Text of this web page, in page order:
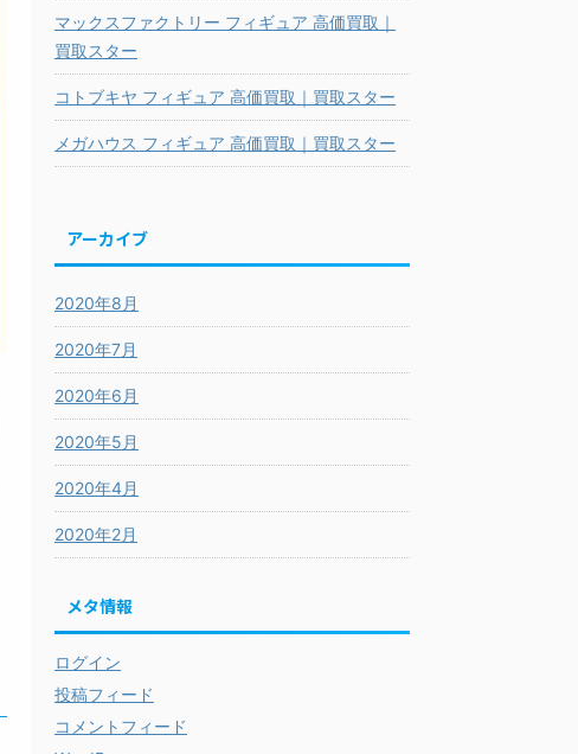
マックスファクトリー フィギュア 高価買取｜
買取スター
コトブキヤ フィギュア 高価買取｜買取スター
メガハウス フィギュア 高価買取｜買取スター
アーカイブ
2020年8月
2020年7月
2020年6月
2020年5月
2020年4月
2020年2月
メタ情報
ログイン
投稿フィード
コメントフィード